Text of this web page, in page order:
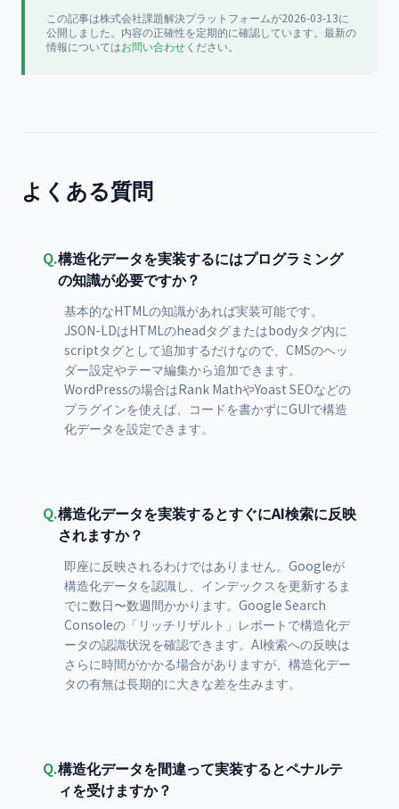
この記事は株式会社課題解決プラットフォームが2026-03-13に
公開しました。内容の正確性を定期的に確認しています。最新の
情報についてはお問い合わせください。
よくある質問
Q.構造化データを実装するにはプログラミング
の知識が必要ですか？
基本的なHTMLの知識があれば実装可能です。
JSON-LDはHTMLのheadタグまたはbodyタグ内に
scriptタグとして追加するだけなので、CMSのヘッ
ダー設定やテーマ編集から追加できます。
WordPressの場合はRank MathやYoast SEOなどの
プラグインを使えば、コードを書かずにGUIで構造
化データを設定できます。
Q.構造化データを実装するとすぐにAI検索に反映
されますか？
即座に反映されるわけではありません。Googleが
構造化データを認識し、インデックスを更新するま
でに数日〜数週間かかります。Google Search
Consoleの「リッチリザルト」レポートで構造化デ
ータの認識状況を確認できます。AI検索への反映は
さらに時間がかかる場合がありますが、構造化デー
タの有無は長期的に大きな差を生みます。
Q.構造化データを間違って実装するとペナルテ
ィを受けますか？